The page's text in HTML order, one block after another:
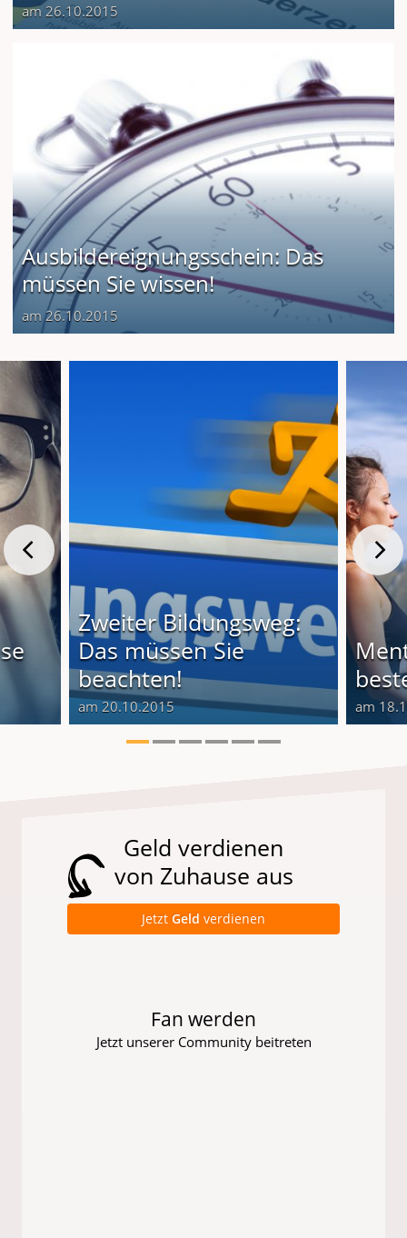
am 26.10.2015
Ausbildereignungsschein: Das
müssen Sie wissen!
am 26.10.2015
Zweiter Bildungsweg:
Das müssen Sie
beachten!
am 20.10.2015 am
Geld verdienen
von Zuhause aus
Jetzt Geld verdienen
Fan werden
Jetzt unserer Community beitreten